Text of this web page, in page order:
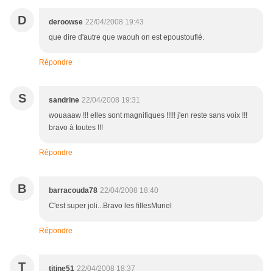
D deroowse 22/04/2008 19:43
que dire d'autre que waouh on est epoustouflé.
Répondre
S sandrine 22/04/2008 19:31
wouaaaw !!! elles sont magnifiques !!!!! j'en reste sans voix !!!
bravo à toutes !!!
Répondre
B barracouda78 22/04/2008 18:40
C'est super joli...Bravo les fillesMuriel
Répondre
T titine51 22/04/2008 18:37